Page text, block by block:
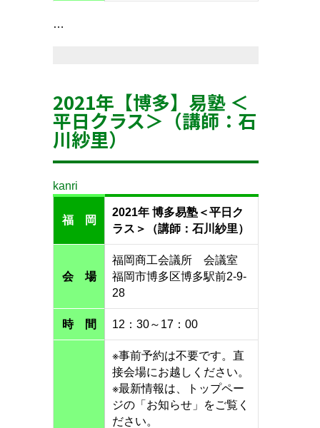
…
2021年【博多】易塾 ＜
平日クラス＞（講師：石
川紗里）
kanri
福 岡
2021年 博多易塾＜平日ク
ラス＞（講師：石川紗里）
会 場
福岡商工会議所 会議室
福岡市博多区博多駅前2-9-
28
時 間 12：30～17：00
※事前予約は不要です。直
接会場にお越しください。
※最新情報は、トップペー
ジの「お知らせ」をご覧く
ださい。